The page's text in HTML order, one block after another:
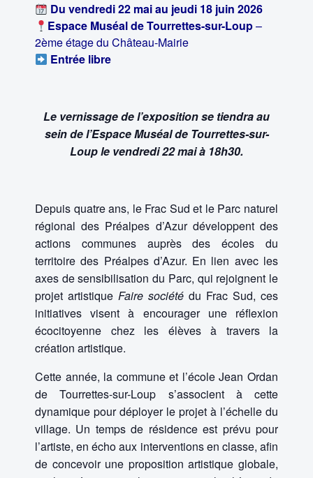
Du vendredi 22 mai au jeudi 18 juin 2026
Espace Muséal de Tourrettes-sur-Loup–
2ème étage du Château-Mairie
Entrée libre
Le vernissage de l’exposition se tiendra au
sein de l’Espace Muséal de Tourrettes-sur-
Louple vendredi 22 mai à 18h30.
Depuis quatre ans, le Frac Sud et le Parc naturel
régional des Préalpes d’Azur développent des
actions communes auprès des écoles du
territoire des Préalpes d’Azur. En lien avec les
axes de sensibilisation du Parc, qui rejoignent le
projet artistique Faire société du Frac Sud, ces
initiatives visent à encourager une réflexion
écocitoyenne chez les élèves à travers la
création artistique.
Cette année, la commune et l’école Jean Ordan
de Tourrettes-sur-Loup s’associent à cette
dynamique pour déployer le projet à l’échelle du
village. Un temps de résidence est prévu pour
l’artiste, en écho aux interventions en classe, afin
de concevoir une proposition artistique globale,